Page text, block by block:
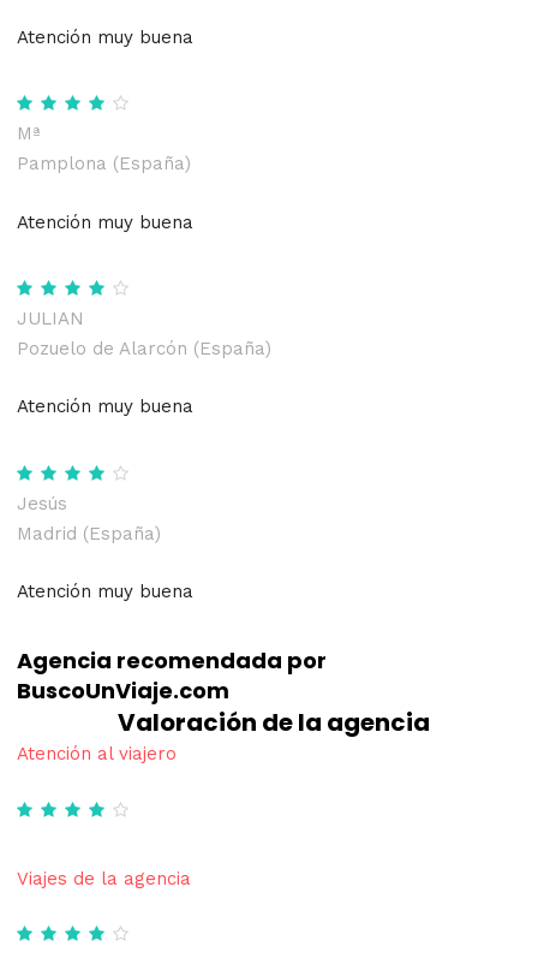
Atención muy buena
Mª
Pamplona (España)
Atención muy buena
JULIAN
Pozuelo de Alarcón (España)
Atención muy buena
Jesús
Madrid (España)
Atención muy buena
Agencia recomendada por
BuscoUnViaje.com
Valoración de la agencia
Atención al viajero
Viajes de la agencia